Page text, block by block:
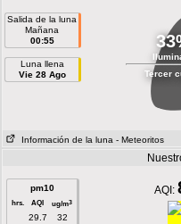
Salida de la luna
Mañana
00:55
Luna llena
Vie 28 Ago
Tercer
Información de la luna - Meteoritos
pm10
hrs. AQI ug/m3
29.7 32
AQI: